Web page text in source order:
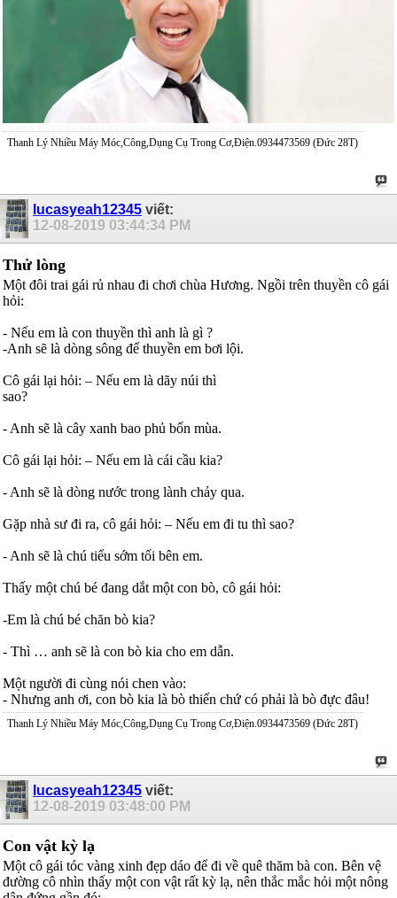
Thanh Lý Nhiều Máy Móc,Công,Dụng Cụ Trong Cơ,Điện.0934473569 (Đức 28T)
lucasyeah12345 viết:
12-08-2019 03:44:34 PM
Thử lòng
Một đôi trai gái rủ nhau đi chơi chùa Hương. Ngồi trên thuyền cô gái
hỏi:
- Nếu em là con thuyền thì anh là gì ?
-Anh sẽ là dòng sông để thuyền em bơi lội.
Cô gái lại hỏi: – Nếu em là dãy núi thì
sao?
- Anh sẽ là cây xanh bao phủ bốn mùa.
Cô gái lại hỏi: – Nếu em là cái cầu kia?
- Anh sẽ là dòng nước trong lành chảy qua.
Gặp nhà sư đi ra, cô gái hỏi: – Nếu em đi tu thì sao?
- Anh sẽ là chú tiểu sớm tối bên em.
Thấy một chú bé đang dắt một con bò, cô gái hỏi:
-Em là chú bé chăn bò kia?
- Thì … anh sẽ là con bò kia cho em dẫn.
Một người đi cùng nói chen vào:
- Nhưng anh ơi, con bò kia là bò thiến chứ có phải là bò đực đâu!
Thanh Lý Nhiều Máy Móc,Công,Dụng Cụ Trong Cơ,Điện.0934473569 (Đức 28T)
lucasyeah12345 viết:
12-08-2019 03:48:00 PM
Con vật kỳ lạ
Một cô gái tóc vàng xinh đẹp dáo để đi về quê thăm bà con. Bên vệ
đường cô nhìn thấy một con vật rất kỳ lạ, nên thắc mắc hỏi một nông